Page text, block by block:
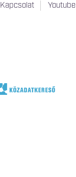
Kapcsolat Youtube